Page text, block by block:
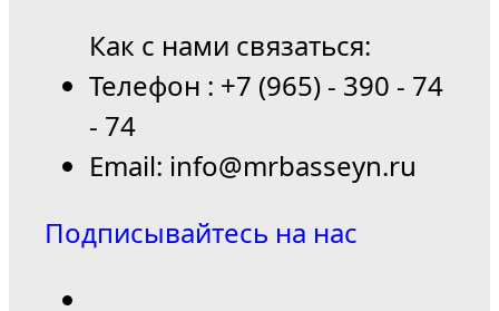
Как с нами связаться:
Телефон : +7 (965) - 390 - 74
- 74
Email: info@mrbasseyn.ru
Подписывайтесь на нас